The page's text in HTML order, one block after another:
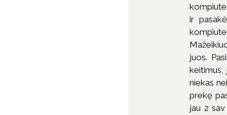
ir
juos.
keitimus,
niekas
prekę
jau 2